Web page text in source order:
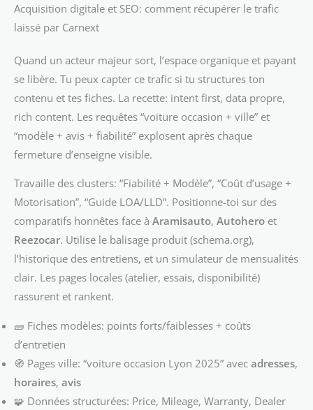
Acquisition digitale et SEO: comment récupérer le trafic
laissé par Carnext
Quand un acteur majeur sort, l’espace organique et payant
se libère. Tu peux capter ce trafic si tu structures ton
contenu et tes fiches. La recette: intent first, data propre,
rich content. Les requêtes “voiture occasion + ville” et
“modèle + avis + fiabilité” explosent après chaque
fermeture d’enseigne visible.
Travaille des clusters: “Fiabilité + Modèle”, “Coût d’usage +
Motorisation”, “Guide LOA/LLD”. Positionne-toi sur des
comparatifs honnêtes face à Aramisauto, Autohero et
Reezocar. Utilise le balisage produit (schema.org),
l’historique des entretiens, et un simulateur de mensualités
clair. Les pages locales (atelier, essais, disponibilité)
rassurent et rankent.
🧱 Fiches modèles: points forts/faiblesses + coûts
d’entretien
🧭 Pages ville: “voiture occasion Lyon 2025” avec adresses,
horaires, avis
🧩 Données structurées: Price, Mileage, Warranty, Dealer